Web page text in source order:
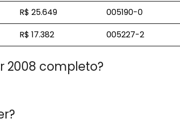
R$ 25.649
005190-0
R$ 17.382 005227-2
2008 completo?